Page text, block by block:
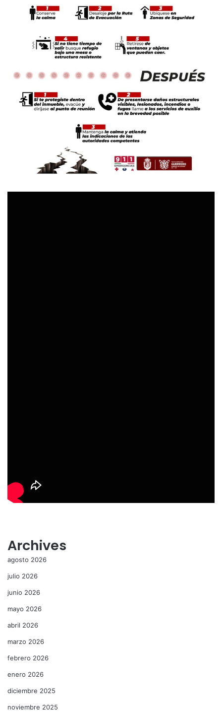
Archives
agosto 2026
julio 2026
junio 2026
mayo 2026
abril 2026
marzo 2026
febrero 2026
enero 2026
diciembre 2025
noviembre 2025